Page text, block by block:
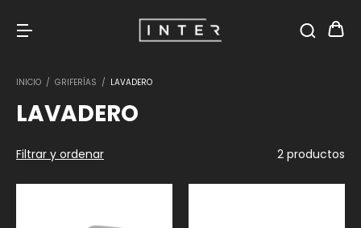
INICIO / GRIFERÍAS / LAVADERO
LAVADERO
Filtrar y ordenar 2 productos